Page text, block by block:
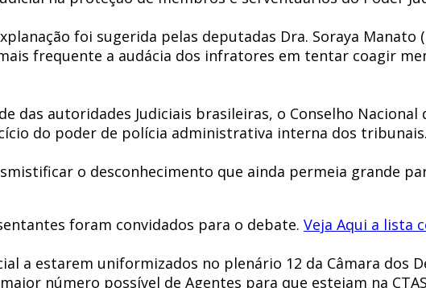
foi sugerida pelas deputadas Dra. Soraya Manato
frequente a audácia dos infratores em tentar coagir
autoridades Judiciais brasileiras, o Conselho Nacional
do poder de polícia administrativa interna dos tribunais.
o desconhecimento que ainda permeia grande
foram convidados para o debate. Veja Aqui a lista
a estarem uniformizados no plenário 12 da Câmara
número possível de Agentes para que estejam na